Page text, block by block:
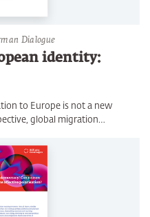
Dialogue
identity:
to Europe is not a new
global migration…